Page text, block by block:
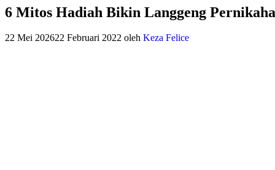
6 Mitos Hadiah Bikin Langgeng
22 Mei 202622 Februari 2022 oleh Keza Felice